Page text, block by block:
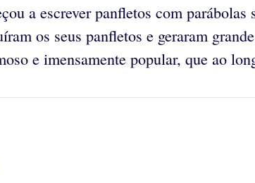
a escrever panfletos com
os seus panfletos e geraram
e imensamente popular, que ao